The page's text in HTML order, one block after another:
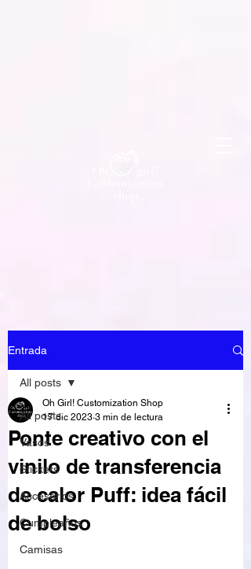
Entrada
All posts
Vasos
Stickers
Accesorios
Cumpleaños
Camisas
All posts
Ponte creativo con el
vinilo de transferencia
de calor Puff: idea fácil
de bolso
Oh Girl! Customization Shop
17 dic 2023 3 min de lectura